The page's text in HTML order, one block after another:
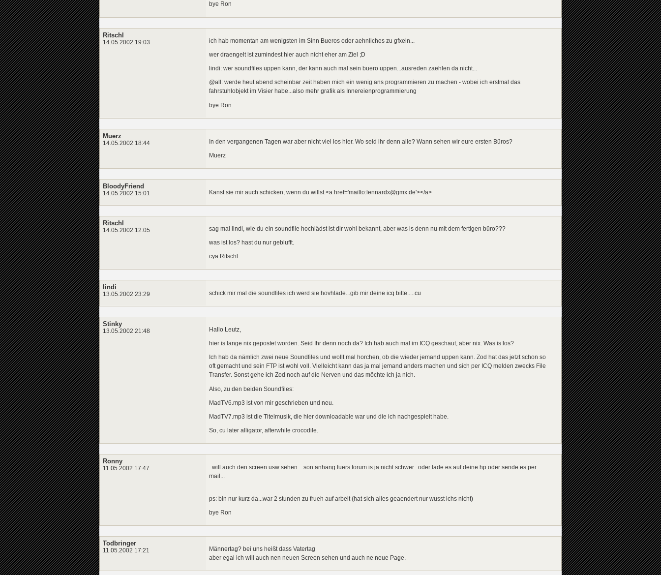
bye Ron
Ritschl
14.05.2002 19:03 ich hab momentan am wenigsten im Sinn Bueros oder aehnliches zu gfxeln...
wer draengelt ist zumindest hier auch nicht eher am Ziel ;D
lindi: wer soundfiles uppen kann, der kann auch mal sein buero uppen...ausreden zaehlen da nicht...
@all: werde heut abend scheinbar zeit haben mich ein wenig ans programmieren zu machen - wobei ich erstmal das
fahrstuhlobjekt im Visier habe...also mehr grafik als Innereienprogrammierung
bye Ron
Muerz
14.05.2002 18:44 In den vergangenen Tagen war aber nicht viel los hier. Wo seid ihr denn alle? Wann sehen wir eure ersten Büros?
Muerz
BloodyFriend
14.05.2002 15:01 Kanst sie mir auch schicken, wenn du willst.<a href='mailto:lennardx@gmx.de'></a>
Ritschl
14.05.2002 12:05 sag mal lindi, wie du ein soundfile hochlädst ist dir wohl bekannt, aber was is denn nu mit dem fertigen büro???
was ist los? hast du nur geblufft.
cya Ritschl
lindi
13.05.2002 23:29 schick mir mal die soundfiles ich werd sie hovhlade...gib mir deine icq bitte.....cu
Stinky
13.05.2002 21:48 Hallo Leutz,
hier is lange nix gepostet worden. Seid Ihr denn noch da? Ich hab auch mal im ICQ geschaut, aber nix. Was is los?
Ich hab da nämlich zwei neue Soundfiles und wollt mal horchen, ob die wieder jemand uppen kann. Zod hat das jetzt schon so
oft gemacht und sein FTP ist wohl voll. Vielleicht kann das ja mal jemand anders machen und sich per ICQ melden zwecks File
Transfer. Sonst gehe ich Zod noch auf die Nerven und das möchte ich ja nich.
Also, zu den beiden Soundfiles:
MadTV6.mp3 ist von mir geschrieben und neu.
MadTV7.mp3 ist die Titelmusik, die hier downloadable war und die ich nachgespielt habe.
So, cu later alligator, afterwhile crocodile.
Ronny
11.05.2002 17:47
..will auch den screen usw sehen... son anhang fuers forum is ja nicht schwer...oder lade es auf deine hp oder sende es per
mail...
ps: bin nur kurz da...war 2 stunden zu frueh auf arbeit (hat sich alles geaendert nur wusst ichs nicht)
bye Ron
Todbringer
11.05.2002 17:21
Männertag? bei uns heißt dass Vatertag
aber egal ich will auch nen neuen Screen sehen und auch ne neue Page.